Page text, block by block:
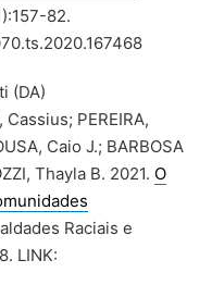
82.
(DA)
PEREIRA,
Caio J.; BARBOSA
Thayla B. 2021. O
Raciais e
LINK: